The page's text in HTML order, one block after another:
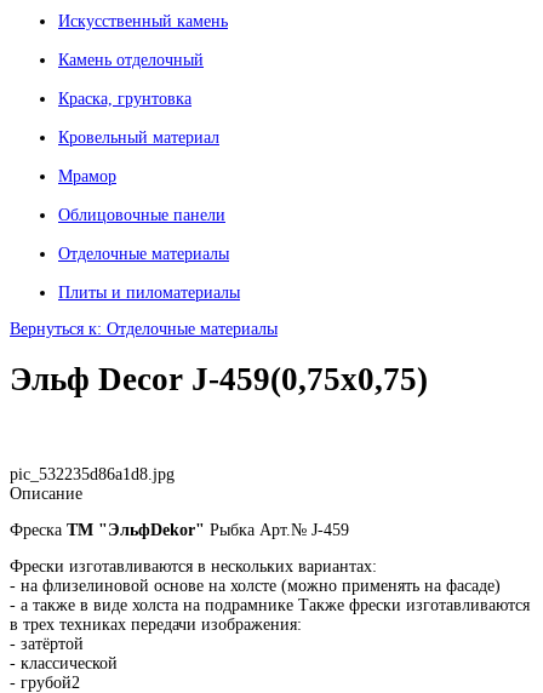
Искусственный камень
Камень отделочный
Краска, грунтовка
Кровельный материал
Мрамор
Облицовочные панели
Отделочные материалы
Плиты и пиломатериалы
Вернуться к: Отделочные материалы
Эльф Decor J-459(0,75x0,75)
pic_532235d86a1d8.jpg
Описание
Фреска ТМ "ЭльфDekor" Рыбка Арт.№ J-459
Фрески изготавливаются в нескольких вариантах:
- на флизелиновой основе на холсте (можно применять на фасаде)
- а также в виде холста на подрамнике Также фрески изготавливаются
в трех техниках передачи изображения:
- затёртой
- классической
- грубой2